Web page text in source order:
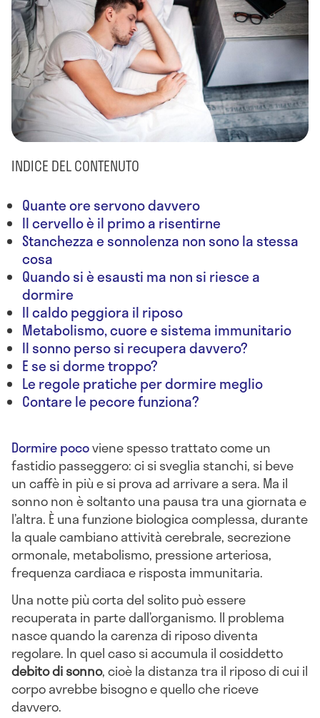
INDICE DEL CONTENUTO
Quante ore servono davvero
Il cervello è il primo a risentirne
Stanchezza e sonnolenza non sono la stessa
cosa
Quando si è esausti ma non si riesce a
dormire
Il caldo peggiora il riposo
Metabolismo, cuore e sistema immunitario
Il sonno perso si recupera davvero?
E se si dorme troppo?
Le regole pratiche per dormire meglio
Contare le pecore funziona?
Dormire pocoviene spesso trattato come un
fastidio passeggero: ci si sveglia stanchi, si beve
un caffè in più e si prova ad arrivare a sera. Ma il
sonno non è soltanto una pausa tra una giornata e
l’altra. È una funzione biologica complessa, durante
la quale cambiano attività cerebrale, secrezione
ormonale, metabolismo, pressione arteriosa,
frequenza cardiaca e risposta immunitaria.
Una notte più corta del solito può essere
recuperata in parte dall’organismo. Il problema
nasce quando la carenza di riposo diventa
regolare. In quel caso si accumula il cosiddetto
debito di sonno, cioè la distanza tra il riposo di cui il
corpo avrebbe bisogno e quello che riceve
davvero.